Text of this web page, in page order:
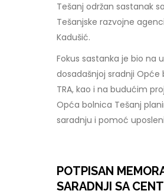
Tešanj održan sastanak
Tešanjske razvojne
Kadušić.
Fokus sastanka je bio na
dosadašnjoj sradnji Opće
TRA, kao i na budućim
Opća bolnica Tešanj
saradnju i pomoć
POTPISAN
SARADNJI SA